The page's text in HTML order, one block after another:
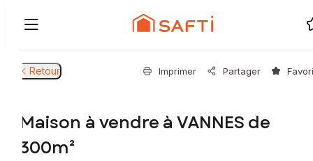
Retour Imprimer Partager
Maison à vendre à VANNES de
300m²